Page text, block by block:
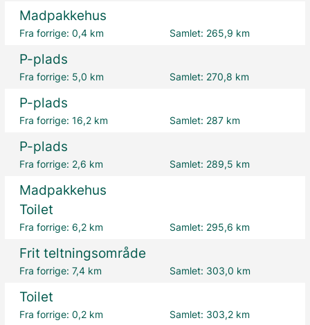
Madpakkehus
Fra forrige:0,4 km Samlet: 265,9 km
P-plads
Fra forrige: 5,0 km Samlet: 270,8 km
P-plads
Fra forrige:16,2 km Samlet: 287 km
P-plads
Fra forrige: 2,6 km Samlet: 289,5 km
Madpakkehus
Toilet
Fra forrige:6,2 km Samlet: 295,6 km
Frit teltningsområde
Fra forrige:7,4 km Samlet: 303,0 km
Toilet
Fra forrige:0,2 km Samlet: 303,2 km